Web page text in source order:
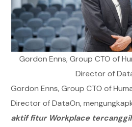
Gordon Enns, Group CTO of
Director of
Gordon Enns, Group CTO of
Director of DataOn,
aktif fitur Workplace